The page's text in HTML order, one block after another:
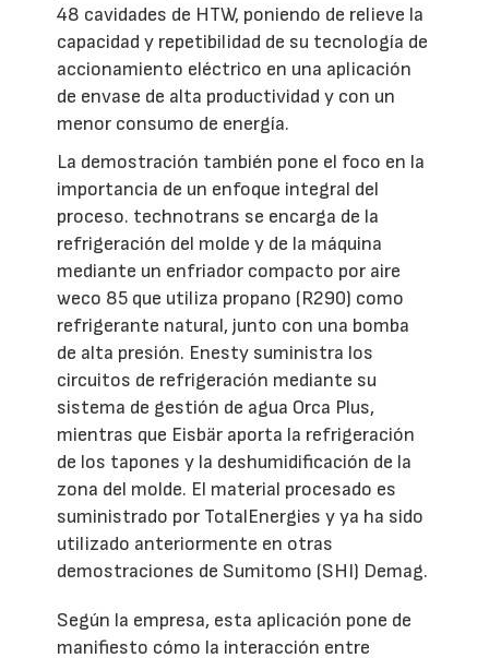
48 cavidades de HTW, poniendo de relieve la
capacidad y repetibilidad de su tecnología de
accionamiento eléctrico en una aplicación
de envase de alta productividad y con un
menor consumo de energía.
La demostración también pone el foco en la
importancia de un enfoque integral del
proceso. technotrans se encarga de la
refrigeración del molde y de la máquina
mediante un enfriador compacto por aire
weco 85 que utiliza propano (R290) como
refrigerante natural, junto con una bomba
de alta presión. Enesty suministra los
circuitos de refrigeración mediante su
sistema de gestión de agua Orca Plus,
mientras que Eisbär aporta la refrigeración
de los tapones y la deshumidificación de la
zona del molde. El material procesado es
suministrado por TotalEnergies y ya ha sido
utilizado anteriormente en otras
demostraciones de Sumitomo (SHI) Demag.
Según la empresa, esta aplicación pone de
manifiesto cómo la interacción entre